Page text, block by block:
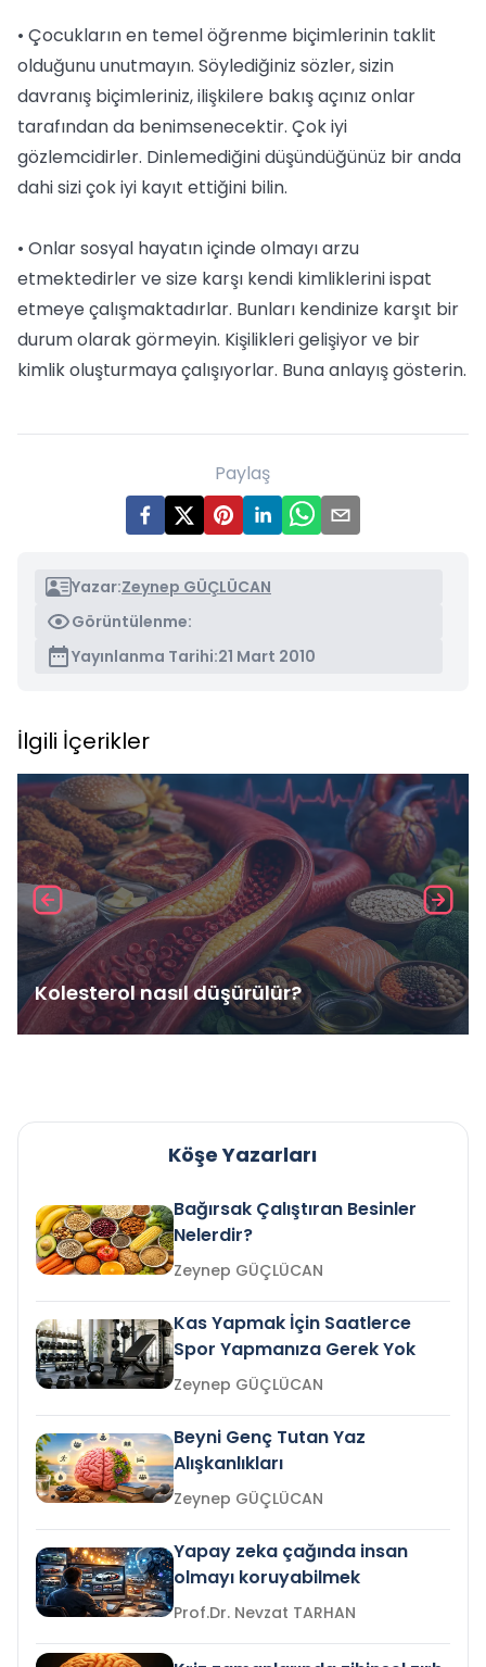
• Çocukların en temel öğrenme biçimlerinin taklit
olduğunu unutmayın. Söylediğiniz sözler, sizin
davranış biçimleriniz, ilişkilere bakış açınız onlar
tarafından da benimsenecektir. Çok iyi
gözlemcidirler. Dinlemediğini düşündüğünüz bir anda
dahi sizi çok iyi kayıt ettiğini bilin.
• Onlar sosyal hayatın içinde olmayı arzu
etmektedirler ve size karşı kendi kimliklerini ispat
etmeye çalışmaktadırlar. Bunları kendinize karşıt bir
durum olarak görmeyin. Kişilikleri gelişiyor ve bir
kimlik oluşturmaya çalışıyorlar. Buna anlayış gösterin.
Paylaş
Yazar:Zeynep GÜÇLÜCAN
Görüntülenme:
Yayınlanma Tarihi:21 Mart 2010
İlgili İçerikler
Kolesterol nasıl düşürülür?
Köşe Yazarları
Bağırsak Çalıştıran Besinler
Nelerdir?
Zeynep GÜÇLÜCAN
Kas Yapmak İçin Saatlerce
Spor Yapmanıza Gerek Yok
Zeynep GÜÇLÜCAN
Beyni Genç Tutan Yaz
Alışkanlıkları
Zeynep GÜÇLÜCAN
Yapay zeka çağında insan
olmayı koruyabilmek
Prof.Dr. Nevzat TARHAN